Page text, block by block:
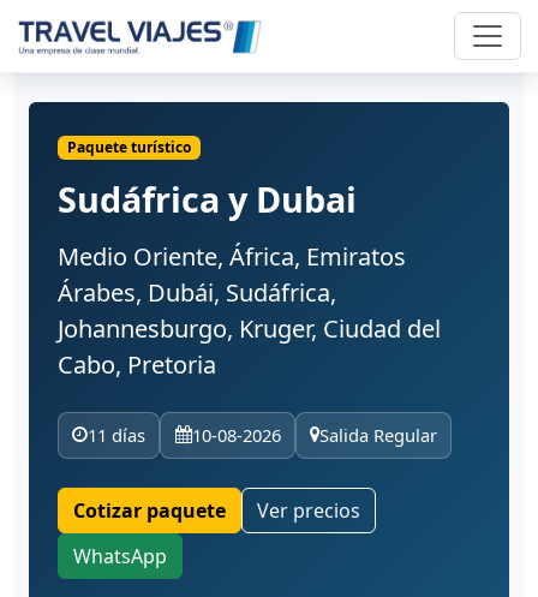
Paquete turístico
Sudáfrica y Dubai
Medio Oriente, África, Emiratos
Árabes, Dubái, Sudáfrica,
Johannesburgo, Kruger, Ciudad del
Cabo, Pretoria
11 días 10-08-2026 Salida Regular
Cotizar paquete
Ver precios
WhatsApp